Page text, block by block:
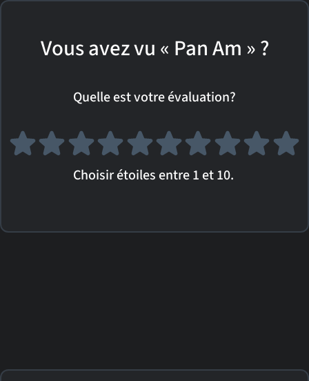
Vous avez vu « Pan Am » ?
Quelle est votre évaluation?
Choisir étoiles entre 1 et 10.